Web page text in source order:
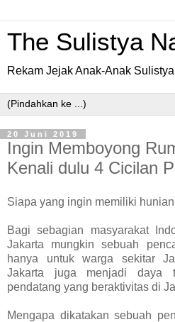
The Sulistya
Rekam Jejak Anak-Anak Sulistya
20 Juni 2019
Ingin Memboyong
Kenali dulu 4 Cicilan
Siapa yang ingin memiliki
Bagi sebagian masyarakat
Jakarta mungkin sebuah
hanya untuk warga sekitar
Jakarta juga menjadi daya
pendatang yang beraktivitas di
Mengapa dikatakan sebuah